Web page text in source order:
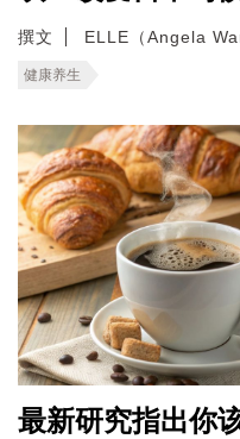
撰文 ELLE（Angela
健康养生
最新研究指出你